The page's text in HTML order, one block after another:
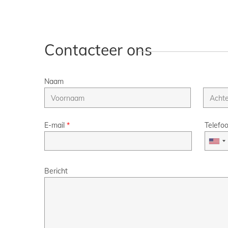
Contacteer ons
Naam
E-mail *
Bericht